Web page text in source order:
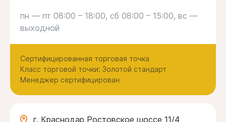
пн — пт 08:00 – 18:00, сб 08:00 – 15:00, вс —
выходной
Сертифицированная торговая точка
Класс торговой точки: Золотой стандарт
Менеджер сертифицирован
г. Краснодар Ростовское шоссе 11/4